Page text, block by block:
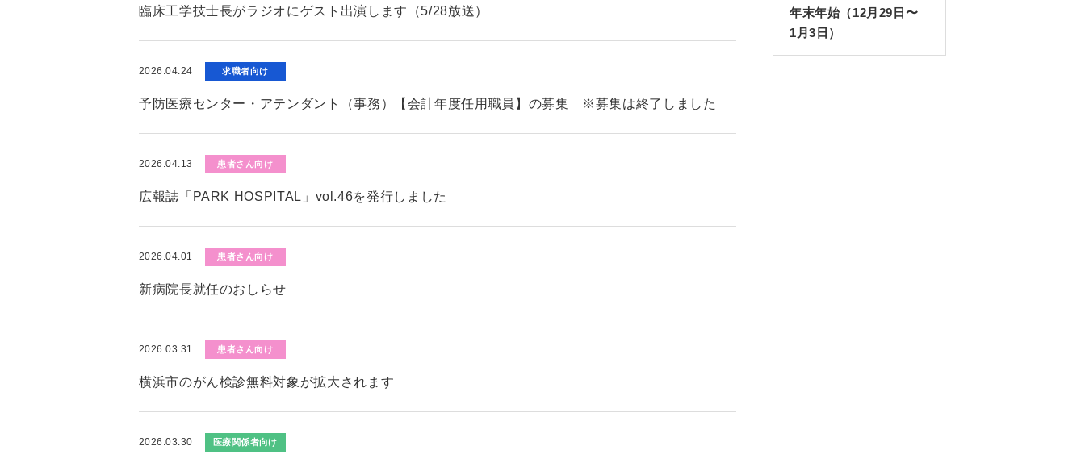
臨床工学技士長がラジオにゲスト出演します（5/28放送）
2026.04.24 求職者向け
予防医療センター・アテンダント（事務）【会計年度任用職員】の募集 ※募集は終了しました
2026.04.13 患者さん向け
広報誌「PARK HOSPITAL」vol.46を発行しました
2026.04.01 患者さん向け
新病院長就任のおしらせ
2026.03.31 患者さん向け
横浜市のがん検診無料対象が拡大されます
2026.03.30 医療関係者向け
年末年始（12月29日〜
1月3日）